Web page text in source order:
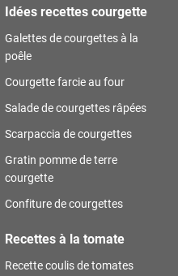
Idées recettes courgette
Galettes de courgettes à la
poêle
Courgette farcie au four
Salade de courgettes râpées
Scarpaccia de courgettes
Gratin pomme de terre
courgette
Confiture de courgettes
Recettes à la tomate
Recette coulis de tomates